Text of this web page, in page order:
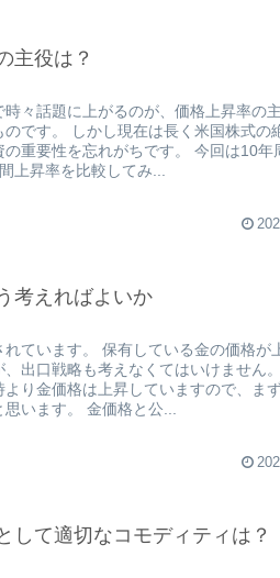
主役は？
々話題に上がるのが、価格上昇率の
です。 しかし現在は長く米国株式の
重要性を忘れがちです。 今回は10年
上昇率を比較してみ...
考えればよいか
ています。 保有している金の価格が
出口戦略も考えなくてはいけません。
り金価格は上昇していますので、ま
います。 金価格と公...
して適切なコモディティは？